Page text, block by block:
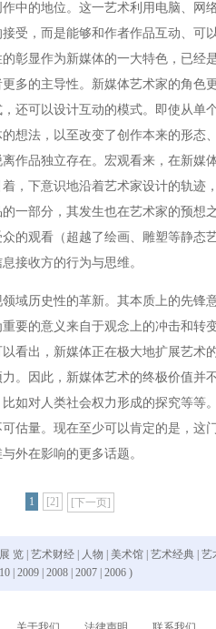
中的地位。这一艺术利用电脑、网
受，而是能够和作者作品互动、可
彰显作为新媒体的一大特色，已经
多的主导性。新媒体艺术家的角色
还可以设计互动的模式。即使从单
想法，以至改变了创作本来的形态
作品独立存在。宏观看来，在新媒
，下意识地沿着艺术家设计的轨迹
一部分，其发生也在艺术家的预想
的观看（超越了绘画、雕塑等静态
接收方的行为与思维。
域历史性的革新。其本质上的先锋
要的意义来自于观念上的冲击和转
看出，新媒体正在极大地扩展艺术
。因此，新媒体艺术的终极价值并
如对人类社会权力形成的探究等等
估量。现在至少可以肯定的是，这
外在影响的更多话题。
1 [2] [下一页]
展 览 艺术财经 人物 美术馆 艺术经典 艺
2009 2008 2007 2006 )